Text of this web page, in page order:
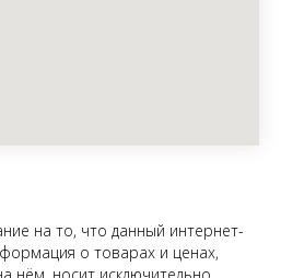
на то, что данный интернет-
о товарах и ценах,